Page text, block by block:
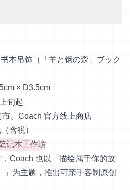
本吊饰（「羊と钢の森」ブック
× D3.5cm
旬起
、Coach 官方线上商店
含税）
记本工作坊
Coach 也以「描绘属于你的故
」为主题，推出可亲手客制原创